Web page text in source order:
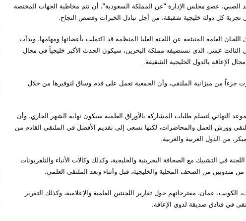
الصبي، عضو مجلس الإدارة "عن المملكة السعودية"، أن تتم مخاطبة الجهات المختصة
كل دولة خليجية شقيقة، من أجل تبادل الخبرات وقصص النجاح.
العامة المنبثقة عن اللجنة العليا المنظمة قد اكتملت بأعضائها ومهامها، وبدأت
الثالث عشر، الذي تستضيفه مملكة البحرين، سيكون الحدث الأكبر خليجياً في مجال
الإعاقة بالدول الخليجية الشقيقة.
من ميزانية الملتقى، وأن الجمعية تعمل على قدم وساق لتوفيرها من خلال
النهائي لتسلم طلبات المشاركة بالأوراق العلمية سيكون نهاية الشهر الجاري، وأن
وورش العمل والمحاضرات، لكنها تسعى إلى تقديم الأفضل في الملتقى القادم من
من الدول العربية والغربية.
في التشبيك مع الصحافة البحرينية والخليجية، وكذلك وكالات الأنباء والتلفزيونات
مندوبين من الصحف المحلية والخليجية، قبل وأثناء وبعد الملتقى العلمي.
عمان، مقترحاتهم حول تقارير اللجنتين العلمية والإعلامية، وكذلك التقرير
في فنادق صديقة لذوي الإعاقة.